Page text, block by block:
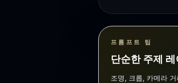
프롬프트 팁
단순한 주제
조명, 크롭, 카메라